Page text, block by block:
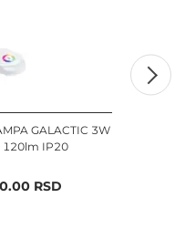
GALACTIC 3W
120lm IP20
RSD